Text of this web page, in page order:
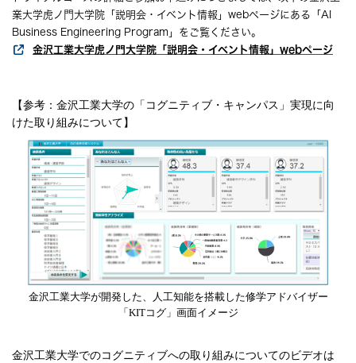
業大学虎ノ門大学院「説明会・イベント情報」webページにある「AI
Business Engineering Program」をご覧ください。
金沢工業大学虎ノ門大学院「説明会・イベント情報」webページ
【参考：金沢工業大学の「コグニティブ・キャンパス」実現に向
けた取り組みについて】
金沢工業大学が開発した、人工知能を搭載した修学アドバイザー
「KITコグ」画面イメージ
金沢工業大学でのコグニティブへの取り組みについてのビデオは